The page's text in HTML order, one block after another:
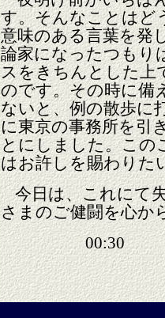
す。そんなことはど
意味のある言葉を発
論家になったつもり
スをきちんとした上
のです。その時に備
ないと、例の散歩に
に東京の事務所を引
とにしました。この
はお許しを賜わりた
今日は、これにて
さまのご健闘を心か
00:30